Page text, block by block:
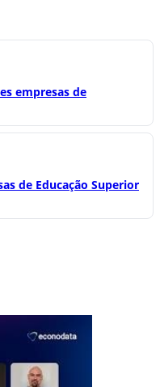
empresas de
de Educação Superior